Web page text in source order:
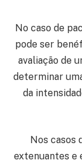
No caso de
pode ser
avaliação de
determinar
da
Nos casos
extenuantes e